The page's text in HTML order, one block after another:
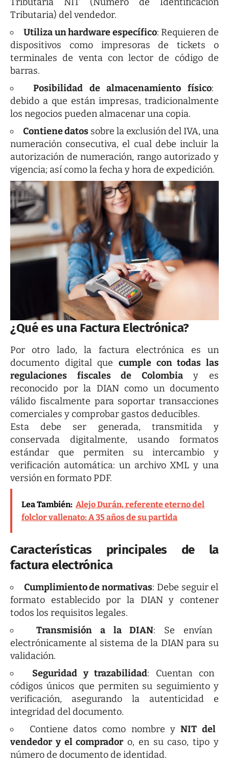
Tributaria) del vendedor.
Utiliza un hardware específico: Requieren de
dispositivos como impresoras de tickets o
terminales de venta con lector de código de
barras.
Posibilidad de almacenamiento físico:
debido a que están impresas, tradicionalmente
los negocios pueden almacenar una copia.
Contiene datos sobre la exclusión del IVA, una
numeración consecutiva, el cual debe incluir la
autorización de numeración, rango autorizado y
vigencia; así como la fecha y hora de expedición.
¿Qué es una Factura Electrónica?
Por otro lado, la factura electrónica es un
documento digital que cumple con todas las
regulaciones fiscales de Colombiay es
reconocido por la DIAN como un documento
válido fiscalmente para soportar transacciones
comerciales y comprobar gastos deducibles.
Esta debe ser generada, transmitida y
conservada digitalmente, usando formatos
estándar que permiten su intercambio y
verificación automática: un archivo XML y una
versión en formato PDF.
Lea También: Alejo Durán, referente eterno del
folclor vallenato: A 35 años de su partida
Características principales de la
factura electrónica
Cumplimiento de normativas: Debe seguir el
formato establecido por la DIAN y contener
todos los requisitos legales.
Transmisión a la DIAN: Se envían
electrónicamente al sistema de la DIAN para su
validación.
Seguridad y trazabilidad: Cuentan con
códigos únicos que permiten su seguimiento y
verificación, asegurando la autenticidad e
integridad del documento.
Contiene datos como nombre yNIT del
vendedor y el compradoro, en su caso, tipo y
número de documento de identidad.